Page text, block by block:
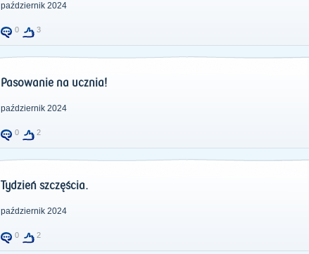
październik 2024
0 3
Pasowanie na ucznia!
październik 2024
0 2
Tydzień szczęścia.
październik 2024
0 2